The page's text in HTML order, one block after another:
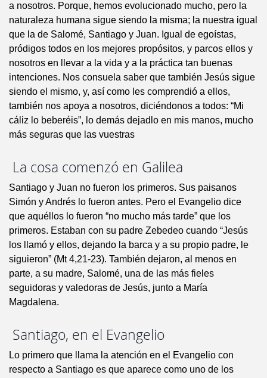
a nosotros. Porque, hemos evolucionado mucho, pero la
naturaleza humana sigue siendo la misma; la nuestra igual
que la de Salomé, Santiago y Juan. Igual de egoístas,
pródigos todos en los mejores propósitos, y parcos ellos y
nosotros en llevar a la vida y a la práctica tan buenas
intenciones. Nos consuela saber que también Jesús sigue
siendo el mismo, y, así como les comprendió a ellos,
también nos apoya a nosotros, diciéndonos a todos: “Mi
cáliz lo beberéis”, lo demás dejadlo en mis manos, mucho
más seguras que las vuestras
La cosa comenzó en Galilea
Santiago y Juan no fueron los primeros. Sus paisanos
Simón y Andrés lo fueron antes. Pero el Evangelio dice
que aquéllos lo fueron “no mucho más tarde” que los
primeros. Estaban con su padre Zebedeo cuando “Jesús
los llamó y ellos, dejando la barca y a su propio padre, le
siguieron” (Mt 4,21-23). También dejaron, al menos en
parte, a su madre, Salomé, una de las más fieles
seguidoras y valedoras de Jesús, junto a María
Magdalena.
Santiago, en el Evangelio
Lo primero que llama la atención en el Evangelio con
respecto a Santiago es que aparece como uno de los